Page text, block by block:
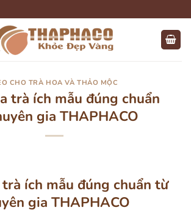
CHO TRÀ HOA VÀ THẢO MỘC
trà ích mẫu đúng chuẩn
gia THAPHACO
trà ích mẫu đúng chuẩn từ
gia THAPHACO